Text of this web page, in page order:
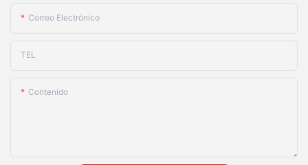
Correo Electrónico
TEL
Contenido